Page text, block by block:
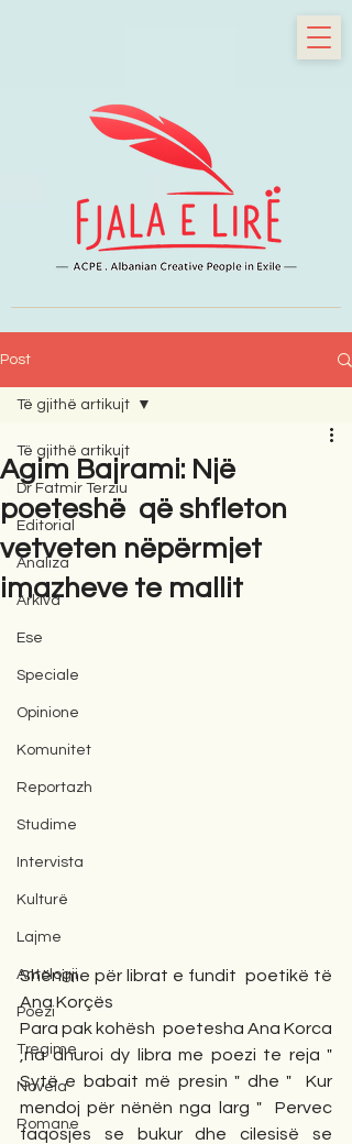
Post
Të gjithë artikujt
Dr Fatmir Terziu
Editorial
Analiza
Arkiva
Ese
Speciale
Opinione
Komunitet
Reportazh
Studime
Intervista
Kulturë
Lajme
Antologji
Poezi
Tregime
Novela
Romane
Të gjithë artikujt
Agim Bajrami: Një
poeteshë që shfleton
vetveten nëpërmjet
imazheve te mallit
Shënime për librat e fundit  poetikë të
Ana Korçës
Para pak kohësh  poetesha Ana Korca
,na dhuroi dy libra me poezi te reja "
Sytë e babait më presin " dhe "  Kur
mendoj për nënën nga larg "  Pervec
faqosjes se bukur dhe cilesisë se